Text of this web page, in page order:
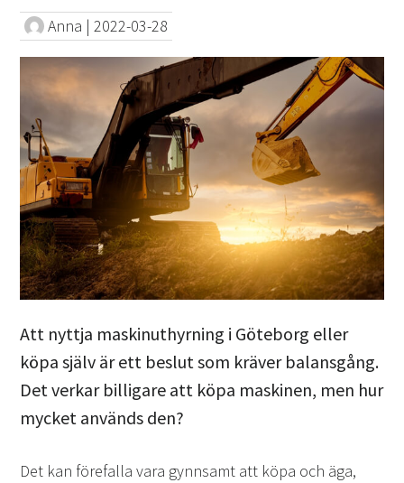
Anna |2022-03-28
Att nyttja maskinuthyrning i Göteborg eller
köpa själv är ett beslut som kräver balansgång.
Det verkar billigare att köpa maskinen, men hur
mycket används den?
Det kan förefalla vara gynnsamt att köpa och äga,